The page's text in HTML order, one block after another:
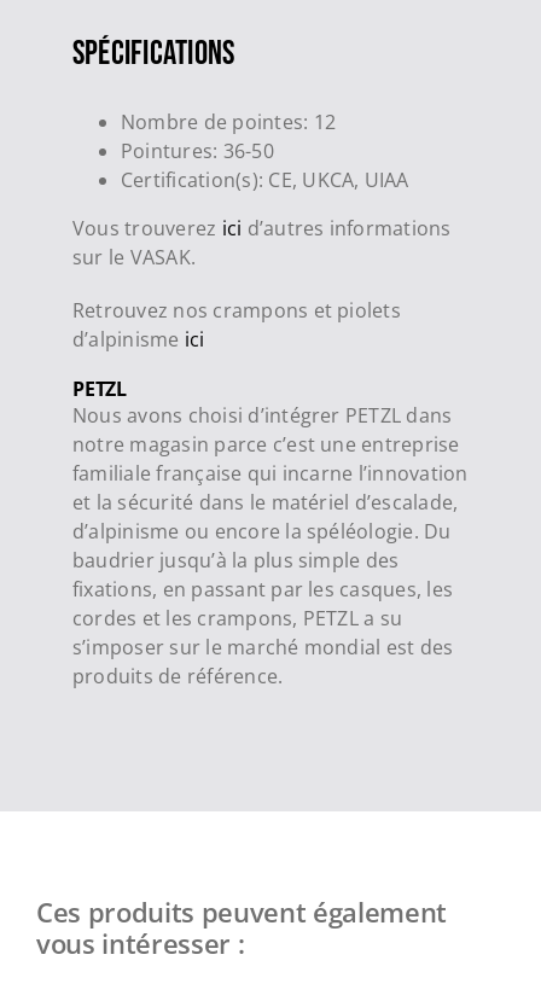
Spécifications
Nombre de pointes: 12
Pointures: 36-50
Certification(s): CE, UKCA, UIAA
Vous trouverez ici d’autres informations
sur le VASAK.
Retrouvez nos crampons et piolets
d’alpinisme ici
PETZL
Nous avons choisi d’intégrer PETZL dans
notre magasin parce c’est une entreprise
familiale française qui incarne l’innovation
et la sécurité dans le matériel d’escalade,
d’alpinisme ou encore la spéléologie. Du
baudrier jusqu’à la plus simple des
fixations, en passant par les casques, les
cordes et les crampons, PETZL a su
s’imposer sur le marché mondial est des
produits de référence.
Ces produits peuvent également
vous intéresser :